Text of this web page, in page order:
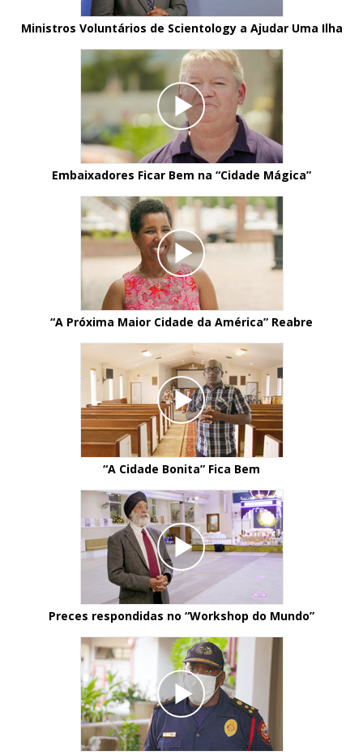
Ministros Voluntários de Scientology a Ajudar Uma Ilha
Embaixadores Ficar Bem na “Cidade Mágica”
“A Próxima Maior Cidade da América” Reabre
“A Cidade Bonita” Fica Bem
Preces respondidas no “Workshop do Mundo”